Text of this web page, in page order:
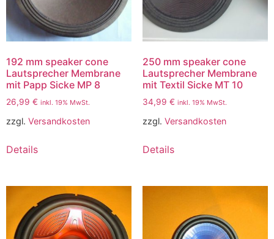
192 mm speaker cone
Lautsprecher Membrane
mit Papp Sicke MP 8
26,99 € inkl. 19% MwSt.
zzgl. Versandkosten
Details
250 mm speaker cone
Lautsprecher Membrane
mit Textil Sicke MT 10
34,99 € inkl. 19% MwSt.
zzgl. Versandkosten
Details